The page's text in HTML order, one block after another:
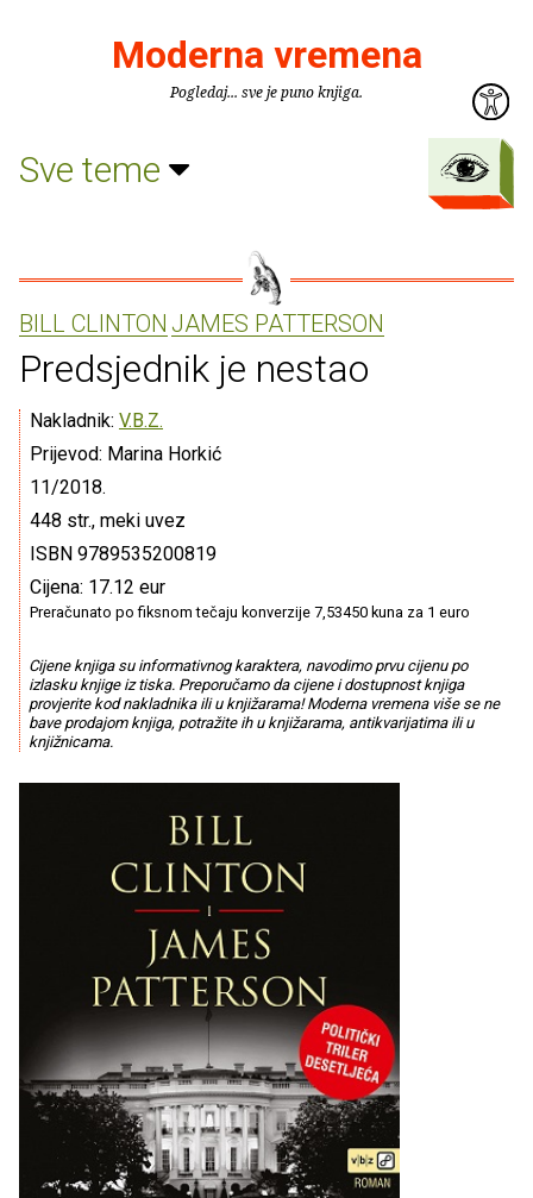
Moderna vremena
Pogledaj... sve je puno knjiga.
Sve teme
BILL CLINTON JAMES PATTERSON
Predsjednik je nestao
Nakladnik: V.B.Z.
Prijevod: Marina Horkić
11/2018.
448 str., meki uvez
ISBN 9789535200819
Cijena: 17.12 eur
Preračunato po fiksnom tečaju konverzije 7,53450 kuna za 1 euro
Cijene knjiga su informativnog karaktera, navodimo prvu cijenu po
izlasku knjige iz tiska. Preporučamo da cijene i dostupnost knjiga
provjerite kod nakladnika ili u knjižarama! Moderna vremena više se ne
bave prodajom knjiga, potražite ih u knjižarama, antikvarijatima ili u
knjižnicama.